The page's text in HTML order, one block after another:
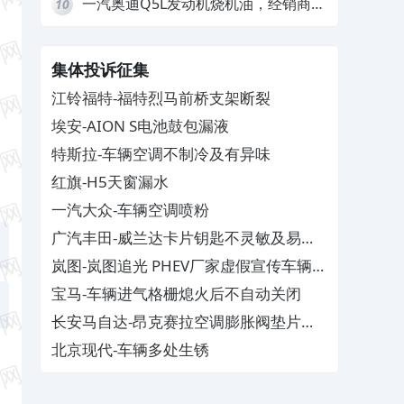
10
集体投诉征集
江铃福特-福特烈马前桥支架断裂
埃安-AION S电池鼓包漏液
特斯拉-车辆空调不制冷及有异味
红旗-H5天窗漏水
一汽大众-车辆空调喷粉
广汽丰田-威兰达卡片钥匙不灵敏及易消
磁
岚图-岚图追光 PHEV厂家虚假宣传车辆配
置与功能
宝马-车辆进气格栅熄火后不自动关闭
长安马自达-昂克赛拉空调膨胀阀垫片生
锈
北京现代-车辆多处生锈